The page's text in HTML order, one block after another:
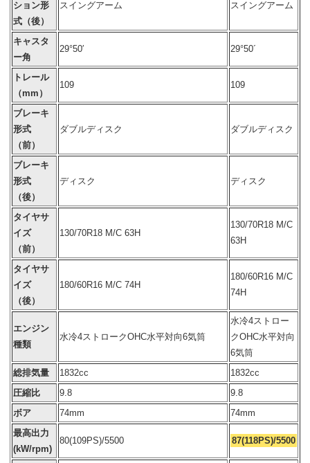
ション形
式（後）
スイングアーム スイングアーム
キャスタ
ー角
29°50′ 29°50´
トレール
（mm）
109 109
ブレーキ
形式
（前）
ダブルディスク ダブルディスク
ブレーキ
形式
（後）
ディスク ディスク
タイヤサ
イズ
（前）
130/70R18 M/C 63H
130/70R18 M/C
63H
タイヤサ
イズ
（後）
180/60R16 M/C 74H
180/60R16 M/C
74H
エンジン
種類
水冷4ストロークOHC水平対向6気筒
水冷4ストロー
クOHC水平対向
6気筒
総排気量
1832cc
1832cc
圧縮比
9.8
9.8
ボア
74mm
74mm
最高出力
(kW/rpm)
80(109PS)/5500 87(118PS)/5500